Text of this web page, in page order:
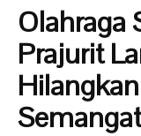
Olahraga
Prajurit